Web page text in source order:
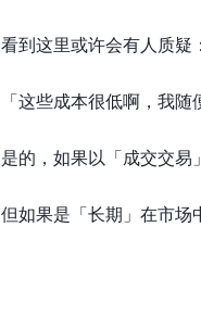
看到这里或许会有人质疑：
「这些成本很低啊，我
是的，如果以「成交交易
但如果是「长期」在市场